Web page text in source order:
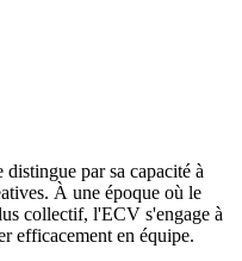
distingue par sa capacité à
À une époque où le
collectif, l'ECV s'engage à
efficacement en équipe.